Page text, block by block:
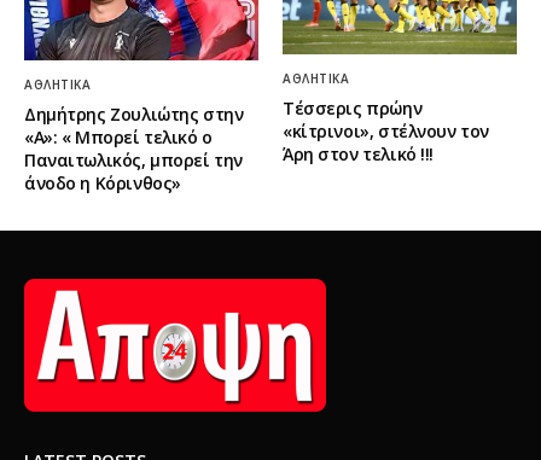
ΑΘΛΗΤΙΚΆ
Δημήτρης Ζουλιώτης στην
«Α»: « Μπορεί τελικό ο
Παναιτωλικός, μπορεί την
άνοδο η Κόρινθος»
ΑΘΛΗΤΙΚΆ
Τέσσερις πρώην
«κίτρινοι», στέλνουν τον
Άρη στον τελικό !!!